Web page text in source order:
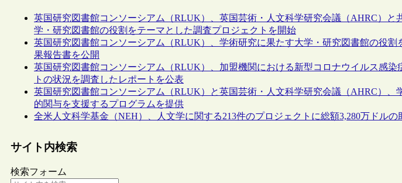
英国研究図書館コンソーシアム（RLUK）、英国芸術・人文科学研究会議（AHRC）と
学・研究図書館の役割をテーマとした調査プロジェクトを開始
英国研究図書館コンソーシアム（RLUK）、学術研究に果たす大学・研究図書館の役割
果報告書を公開
英国研究図書館コンソーシアム（RLUK）、加盟機関における新型コロナウイルス感染
トの状況を調査したレポートを公表
英国研究図書館コンソーシアム（RLUK）と英国芸術・人文科学研究会議（AHRC）、
的関与を支援するプログラムを提供
全米人文科学基金（NEH）、人文学に関する213件のプロジェクトに総額3,280万ドルの
サイト内検索
検索フォーム